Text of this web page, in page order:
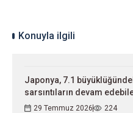
Konuyla ilgili
Japonya, 7.1
sarsıntıların devam
29 Temmuz 2026 224